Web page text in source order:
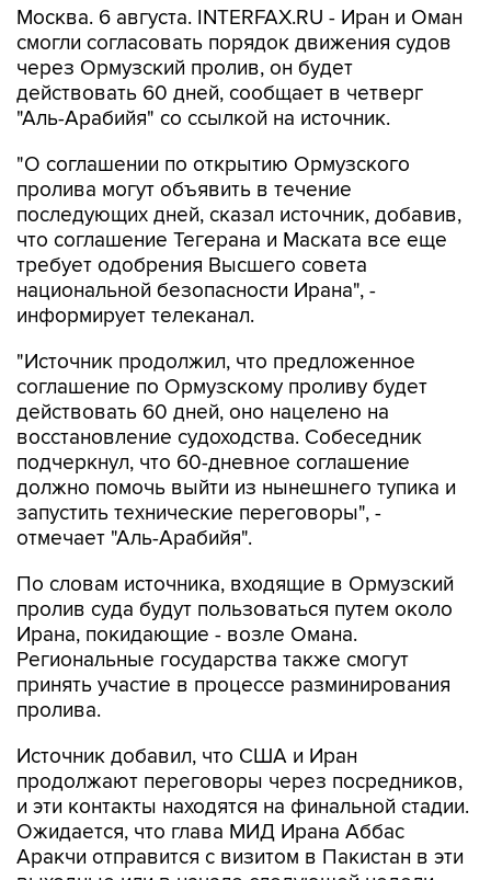
Москва. 6 августа. INTERFAX.RU - Иран и Оман
смогли согласовать порядок движения судов
через Ормузский пролив, он будет
действовать 60 дней, сообщает в четверг
"Аль-Арабийя" со ссылкой на источник.
"О соглашении по открытию Ормузского
пролива могут объявить в течение
последующих дней, сказал источник, добавив,
что соглашение Тегерана и Маската все еще
требует одобрения Высшего совета
национальной безопасности Ирана", -
информирует телеканал.
"Источник продолжил, что предложенное
соглашение по Ормузскому проливу будет
действовать 60 дней, оно нацелено на
восстановление судоходства. Собеседник
подчеркнул, что 60-дневное соглашение
должно помочь выйти из нынешнего тупика и
запустить технические переговоры", -
отмечает "Аль-Арабийя".
По словам источника, входящие в Ормузский
пролив суда будут пользоваться путем около
Ирана, покидающие - возле Омана.
Региональные государства также смогут
принять участие в процессе разминирования
пролива.
Источник добавил, что США и Иран
продолжают переговоры через посредников,
и эти контакты находятся на финальной стадии.
Ожидается, что глава МИД Ирана Аббас
Аракчи отправится с визитом в Пакистан в эти